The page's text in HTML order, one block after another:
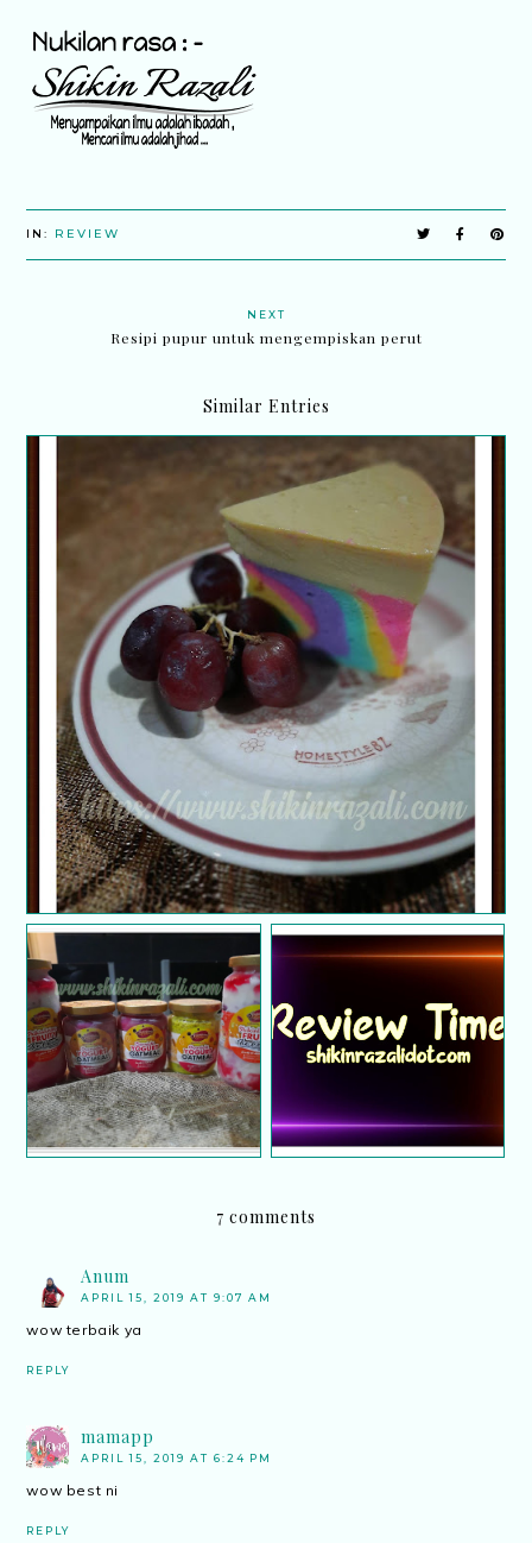
IN: REVIEW
NEXT
Resipi pupur untuk mengempiskan perut
Similar Entries
Kek Karamel Pelangi | Kek yang super sedap..!
Shikinlicious oatmeal |
Oatmeal dan ice-cream
yang 'super' sedap
Dah beli Planner 2021...
7 comments
Anum
APRIL 15, 2019 AT 9:07 AM
wow terbaik ya
REPLY
mamapp
APRIL 15, 2019 AT 6:24 PM
wow best ni
REPLY